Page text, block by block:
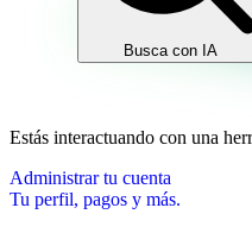
Busca con IA
Estás interactuando con una
Administrar tu cuenta
Tu perfil, pagos y más.